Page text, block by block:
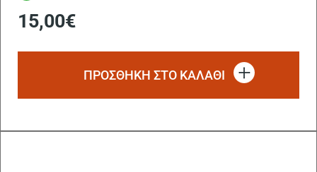
15,00€
ΠΡΟΣΘΗΚΗ ΣΤΟ ΚΑΛΑΘΙ